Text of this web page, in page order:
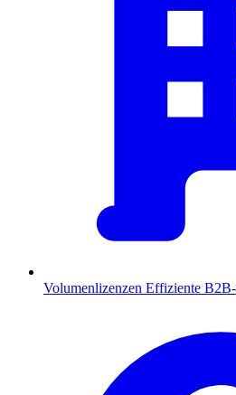
Volumenlizenzen Effiziente